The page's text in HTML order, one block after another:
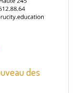
des